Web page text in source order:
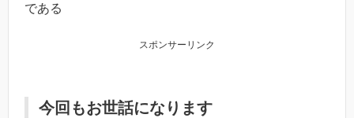
である
スポンサーリンク
今回もお世話になります